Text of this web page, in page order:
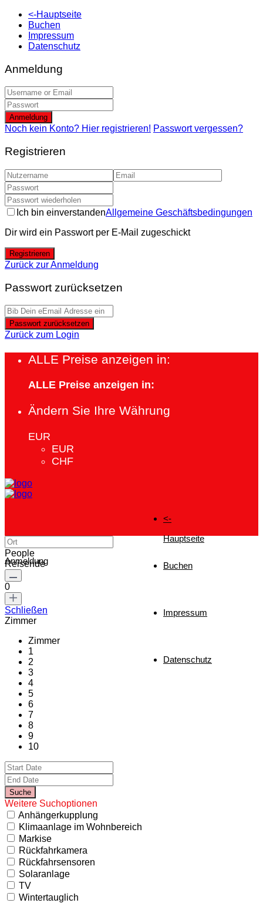
<-Hauptseite
Buchen
Impressum
Datenschutz
Anmeldung
Anmeldung
Noch kein Konto? Hier registrieren! Passwort vergessen?
Registrieren
Ich bin einverstandenAllgemeine Geschäftsbedingungen
Dir wird ein Passwort per E-Mail zugeschickt
Registrieren
Zurück zur Anmeldung
Passwort zurücksetzen
Passwort zurücksetzen
Zurück zum Login
ALLE Preise anzeigen in:
ALLE Preise anzeigen in:
Ändern Sie Ihre Währung
EUR
EUR
CHF
<-
Hauptseite
Buchen
Impressum
Datenschutz
Anmeldung
People
Reisende
0
Schließen
Zimmer
Zimmer
1
2
3
4
5
6
7
8
9
10
Weitere Suchoptionen
Anhängerkupplung
Klimaanlage im Wohnbereich
Markise
Rückfahrkamera
Rückfahrsensoren
Solaranlage
TV
Wintertauglich